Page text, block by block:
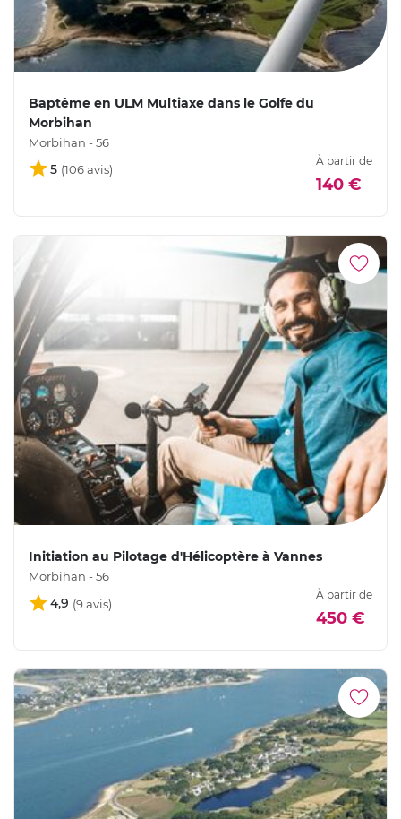
Baptême en ULM Multiaxe dans le Golfe du
Morbihan
Morbihan - 56
5
À partir de
140 €
Initiation au Pilotage d'Hélicoptère à Vannes
Morbihan - 56
4,9
À partir de
450 €